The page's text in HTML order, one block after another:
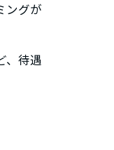
ングが
、待遇